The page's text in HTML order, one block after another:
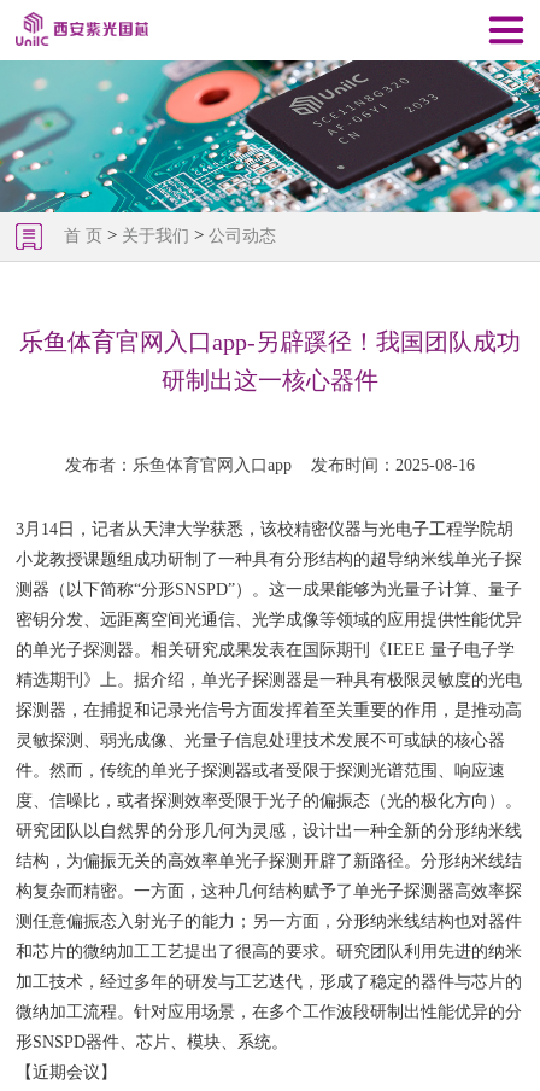
首 页> 关于我们 >公司动态
乐鱼体育官网入口app-另辟蹊径！我国团队成功
研制出这一核心器件
发布者：乐鱼体育官网入口app 发布时间：2025-08-16
3月14日，记者从天津大学获悉，该校精密仪器与光电子工程学院胡
小龙教授课题组成功研制了一种具有分形结构的超导纳米线单光子探
测器（以下简称“分形SNSPD”）。这一成果能够为光量子计算、量子
密钥分发、远距离空间光通信、光学成像等领域的应用提供性能优异
的单光子探测器。相关研究成果发表在国际期刊《IEEE 量子电子学
精选期刊》上。据介绍，单光子探测器是一种具有极限灵敏度的光电
探测器，在捕捉和记录光信号方面发挥着至关重要的作用，是推动高
灵敏探测、弱光成像、光量子信息处理技术发展不可或缺的核心器
件。然而，传统的单光子探测器或者受限于探测光谱范围、响应速
度、信噪比，或者探测效率受限于光子的偏振态（光的极化方向）。
研究团队以自然界的分形几何为灵感，设计出一种全新的分形纳米线
结构，为偏振无关的高效率单光子探测开辟了新路径。分形纳米线结
构复杂而精密。一方面，这种几何结构赋予了单光子探测器高效率探
测任意偏振态入射光子的能力；另一方面，分形纳米线结构也对器件
和芯片的微纳加工工艺提出了很高的要求。研究团队利用先进的纳米
加工技术，经过多年的研发与工艺迭代，形成了稳定的器件与芯片的
微纳加工流程。针对应用场景，在多个工作波段研制出性能优异的分
形SNSPD器件、芯片、模块、系统。
【近期会议】